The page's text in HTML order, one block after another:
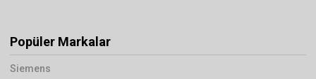
Popüler Markalar
Siemens